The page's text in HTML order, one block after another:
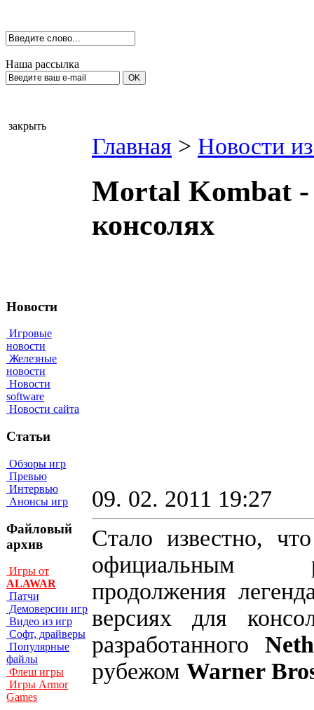
Наша рассылка
закрыть
Новости
Игровые
новости
Железные
новости
Новости
software
Новости сайта
Статьи
Обзоры игр
Превью
Интервью
Анонсы игр
Файловый
архив
Игры от
ALAWAR
Патчи
Демоверсии игр
Видео из игр
Софт, драйверы
Популярные
файлы
Флеш игры
Игры Armor
Games
Главная > Новости
Mortal Kombat -
консолях
09. 02. 2011 19:27
Стало известно,
официальным
продолжения
версиях для
разработанного
рубежом Warner